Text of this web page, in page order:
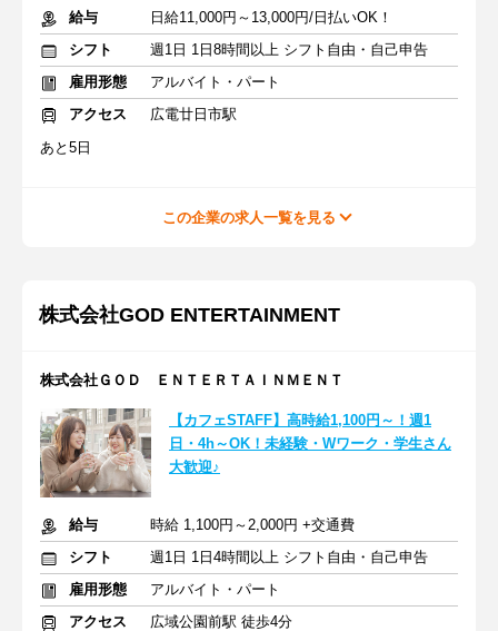
給与
日給11,000円～13,000円/日払いOK！
シフト
週1日 1日8時間以上 シフト自由・自己申告
雇用形態
アルバイト・パート
アクセス
広電廿日市駅
あと5日
この企業の求人一覧を見る
株式会社GOD ENTERTAINMENT
株式会社ＧＯＤ ＥＮＴＥＲＴＡＩＮＭＥＮＴ
【カフェSTAFF】高時給1,100円～！週1
日・4h～OK！未経験・Wワーク・学生さん
大歓迎♪
給与
時給 1,100円～2,000円 +交通費
シフト
週1日 1日4時間以上 シフト自由・自己申告
雇用形態
アルバイト・パート
アクセス
広域公園前駅 徒歩4分